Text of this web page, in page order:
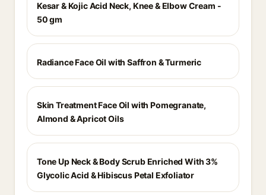
Kesar & Kojic Acid Neck, Knee & Elbow Cream -
50 gm
Radiance Face Oil with Saffron & Turmeric
Skin Treatment Face Oil with Pomegranate,
Almond & Apricot Oils
Tone Up Neck & Body Scrub Enriched With 3%
Glycolic Acid & Hibiscus Petal Exfoliator